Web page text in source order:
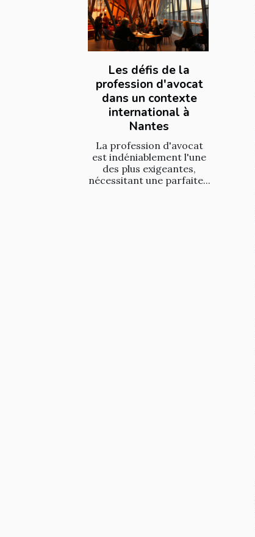
Les défis de la
profession d'avocat
dans un contexte
international à
Nantes
La profession d'avocat
est indéniablement l'une
des plus exigeantes,
nécessitant une parfaite...